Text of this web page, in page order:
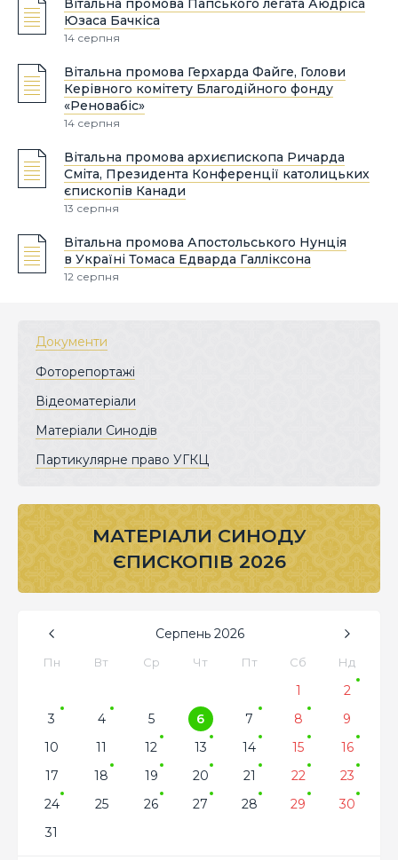
Юзаса Бачкіса
14 серпня
Вітальна промова Герхарда Файге, Голови
Керівного комітету Благодійного фонду
«Реновабіс»
14 серпня
Вітальна промова архиєпископа Ричарда
Сміта, Президента Конференції католицьких
єпископів Канади
13 серпня
Вітальна промова Апостольського Нунція
в Україні Томаса Едварда Галліксона
12 серпня
Документи
Фоторепортажі
Відеоматеріали
Матеріали Синодів
Партикулярне право УГКЦ
МАТЕРІАЛИ СИНОДУ
ЄПИСКОПІВ 2026
Серпень 2026
Пн Вт Ср Чт Пт Сб Нд
1
2
3
4 5 6 7 8
9
10
11 12 13 14 15
16
17
18 19 20 21 22
23
24
25 26 27 28 29
30
31